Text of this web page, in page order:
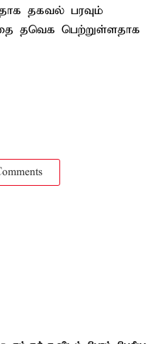
தகவல் பரவும்
தவெக பெற்றுள்ளதாக